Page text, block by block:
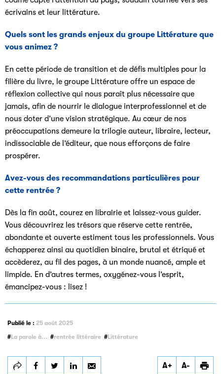
écrivains et leur littérature.
Quels sont les grands enjeux du groupe Littérature que
vous animez ?
En cette période de transition et de défis multiples pour la
filière du livre, le groupe Littérature offre un espace de
réflexion collective qui nous paraît plus nécessaire que
jamais, afin de nourrir le dialogue interprofessionnel et de
nous doter d’une vision stratégique. Au cœur de nos
préoccupations demeure la trilogie auteur, libraire, lecteur,
indissociable de l’éditeur, que nous efforçons de faire
prospérer.
Avez-vous des recommandations particulières pour
cette rentrée ?
Dès la fin août, courez en librairie et laissez-vous guider.
Vous découvrirez les trésors que réserve cette rentrée,
abondante et ouverte estiment tous les professionnels. Vous
échapperez ainsi au quotidien binaire, brutal et étriqué et
accèderez, au fil des pages, à un monde nuancé, ample et
limpide. En d’autres termes, oxygénez-vous l’esprit,
émancipez-vous : lisez !
Publié le : 25 août 2025
La parole à...
rentrée littéraire Littérature
Partager
Interview de Héloïse
Partager
Interview de Héloïse
Partager
Interview de Héloïse
A+ A-